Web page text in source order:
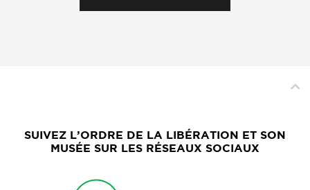
SUIVEZ L’ORDRE DE LA LIBÉRATION ET SON
MUSÉE SUR LES RÉSEAUX SOCIAUX